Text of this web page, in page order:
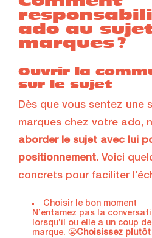
ado au
marques ?
Ouvrir la
sur le sujet
Dès que vous sentez une
marques chez votre ado,
aborder le sujet avec lui
positionnement. Voici
concrets pour faciliter
Choisir le bon moment
N’entamez pas la
lorsqu’il ou elle a un coup
marque. 😬Choisissez plutôt